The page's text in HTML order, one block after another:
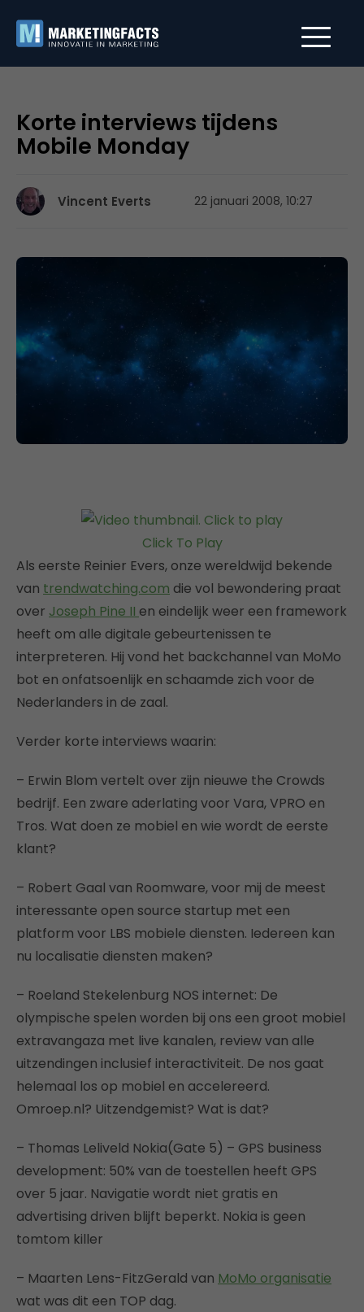
Korte interviews tijdens
Mobile Monday
Vincent Everts 22 januari 2008, 10:27
Click To Play
Als eerste Reinier Evers, onze wereldwijd bekende
van trendwatching.com die vol bewondering praat
over Joseph Pine II en eindelijk weer een framework
heeft om alle digitale gebeurtenissen te
interpreteren. Hij vond het backchannel van MoMo
bot en onfatsoenlijk en schaamde zich voor de
Nederlanders in de zaal.
Verder korte interviews waarin:
– Erwin Blom vertelt over zijn nieuwe the Crowds
bedrijf. Een zware aderlating voor Vara, VPRO en
Tros. Wat doen ze mobiel en wie wordt de eerste
klant?
– Robert Gaal van Roomware, voor mij de meest
interessante open source startup met een
platform voor LBS mobiele diensten. Iedereen kan
nu localisatie diensten maken?
– Roeland Stekelenburg NOS internet: De
olympische spelen worden bij ons een groot mobiel
extravangaza met live kanalen, review van alle
uitzendingen inclusief interactiviteit. De nos gaat
helemaal los op mobiel en accelereerd.
Omroep.nl? Uitzendgemist? Wat is dat?
– Thomas Leliveld Nokia(Gate 5) – GPS business
development: 50% van de toestellen heeft GPS
over 5 jaar. Navigatie wordt niet gratis en
advertising driven blijft beperkt. Nokia is geen
tomtom killer
– Maarten Lens-FitzGerald van MoMo organisatie
wat was dit een TOP dag.